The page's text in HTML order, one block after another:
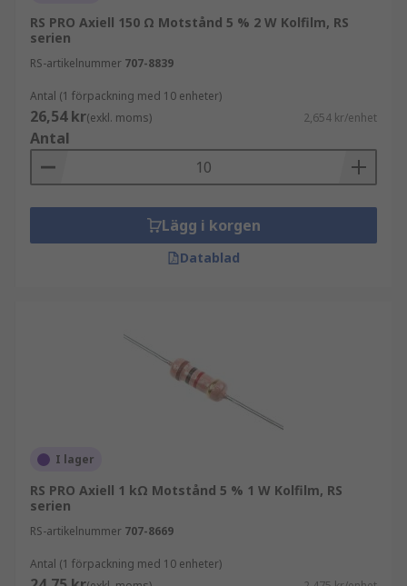
RS PRO Axiell 150 Ω Motstånd 5 % 2 W Kolfilm, RS
serien
RS-artikelnummer 707-8839
Antal (1 förpackning med 10 enheter)
26,54 kr(exkl. moms) 2,654 kr/enhet
Antal
Lägg i korgen
Datablad
I lager
RS PRO Axiell 1 kΩ Motstånd 5 % 1 W Kolfilm, RS
serien
RS-artikelnummer 707-8669
Antal (1 förpackning med 10 enheter)